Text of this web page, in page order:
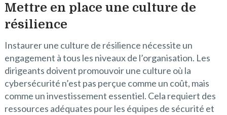
Mettre en place une culture de
résilience
Instaurer une culture de résilience nécessite un
engagement à tous les niveaux de l’organisation. Les
dirigeants doivent promouvoir une culture où la
cybersécurité n’est pas perçue comme un coût, mais
comme un investissement essentiel. Cela requiert des
ressources adéquates pour les équipes de sécurité et